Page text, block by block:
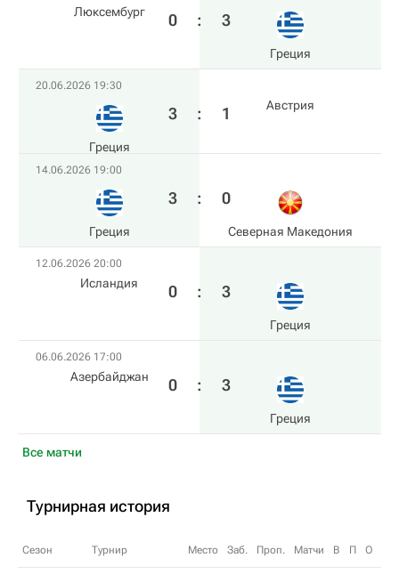
Все матчи
Люксембург 0 : 3
Греция
20.06.2026 19:30
Греция
3 : 1 Австрия
14.06.2026 19:00
Греция
3 : 0
Северная Македония
12.06.2026 20:00
Исландия 0 : 3
Греция
06.06.2026 17:00
Азербайджан 0 : 3
Греция
Турнирная история
Сезон Турнир Место Заб. Проп. Матчи В П О